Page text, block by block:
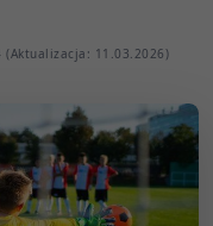
11.03.2026)